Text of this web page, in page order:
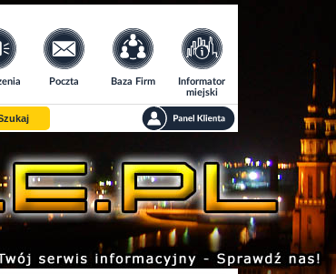
Poczta Baza Firm
Informator
miejski